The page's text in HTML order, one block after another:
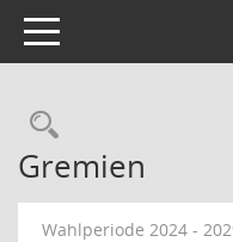
Toggle navigation
Gremien
Wahlperiode 2024 -